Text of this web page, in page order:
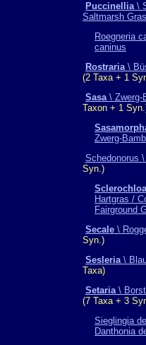
Puccinellia\
Saltmarsh
Roegneria
caninus
Rostraria\
(2 Taxa + 1
Sasa\ Zwerg-
Taxon + 1
Zwerg-
Schedonorus
Syn.)
Hartgras /
Fairground
Secale \
Syn.)
Sesleria\
Taxa)
Setaria\
(7 Taxa + 3
Sieglingia
Danthonia